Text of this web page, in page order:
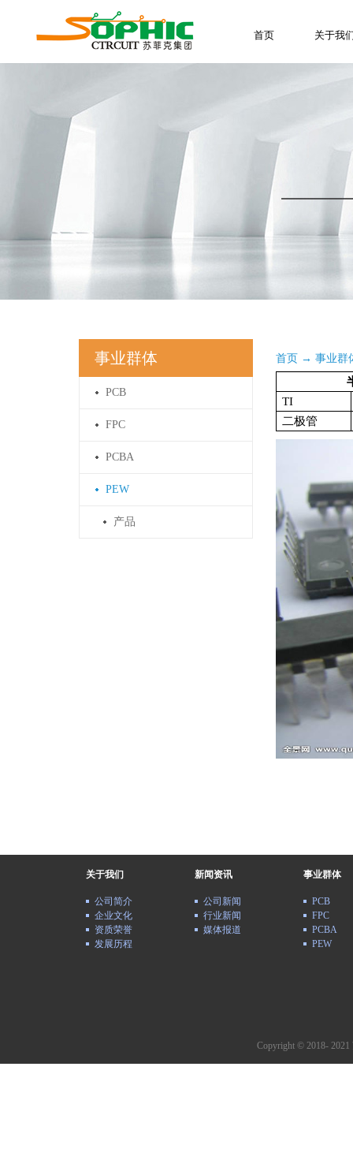
首页 关于我
事业群体
PCB
FPC
PCBA
PEW
产品
首页 → 事业群
TI
二极管
关于我们
公司简介
企业文化
资质荣誉
发展历程
新闻资讯
公司新闻
行业新闻
媒体报道
事业群体
PCB
FPC
PCBA
PEW
Copyright © 2018-